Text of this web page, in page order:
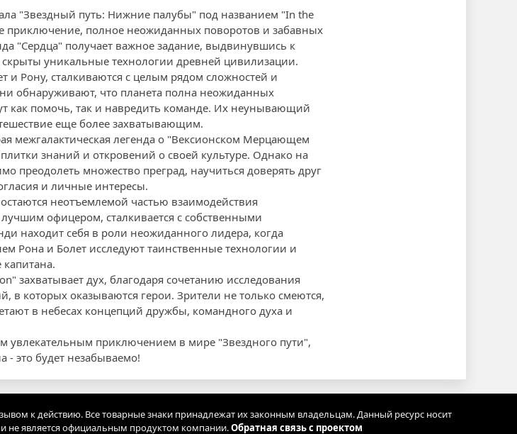
"Звездный путь: Нижние палубы" под названием "In the
приключение, полное неожиданных поворотов и забавных
"Сердца" получает важное задание, выдвинувшись к
скрыты уникальные технологии древней цивилизации.
и Рону, сталкиваются с целым рядом сложностей и
обнаруживают, что планета полна неожиданных
как помочь, так и навредить команде. Их неунывающий
еще более захватывающим.
межгалактическая легенда о "Вексионском Мерцающем
знаний и откровений о своей культуре. Однако на
преодолеть множество преград, научиться доверять друг
и личные интересы.
неотъемлемой частью взаимодействия
офицером, сталкивается с собственными
находит себя в роли неожиданного лидера, когда
Рона и Болет исследуют таинственные технологии и
захватывает дух, благодаря сочетанию исследования
в которых оказываются герои. Зрители не только смеются,
в небесах концепций дружбы, командного духа и
увлекательным приключением в мире "Звездного пути",
- это будет незабываемо!
к действию. Все товарные знаки принадлежат их законным владельцам. Данный ресурс носит
не является официальным продуктом компании.Обратная связь с проектом